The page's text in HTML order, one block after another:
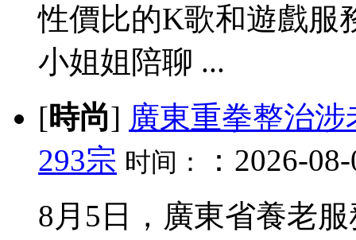
性價比的K歌和遊戲服
小姐姐陪聊 ...
[時尚] 廣東重拳整治
293宗 时间：
：2026-
8月5日，廣東省養老